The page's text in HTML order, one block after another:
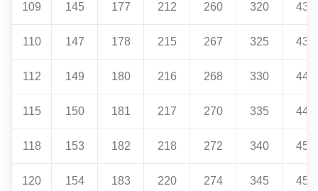
109 145 177 212 260 320 430
110 147 178 215 267 325 435
112 149 180 216 268 330 440
115 150 181 217 270 335 445
118 153 182 218 272 340 450
120 154 183 220 274 345 455